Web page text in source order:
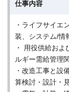
仕事内容
・ライフサイエ
装、システム/情
・ 用役供給お
ルギー需給管理
・改造工事と設
算検討・設計・